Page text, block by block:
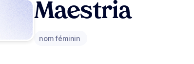
Maestria
nom féminin